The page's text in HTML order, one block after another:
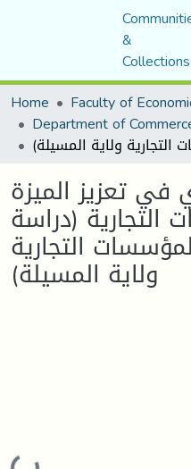
&
Collections
Home
في تعزيز الميزة
التجارية (دراسة
التجارية
ولاية المسيلة)
Loading...